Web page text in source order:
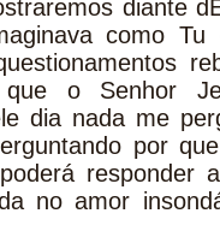
diante
como
que o Senhor
dia nada me
por
responder
no amor